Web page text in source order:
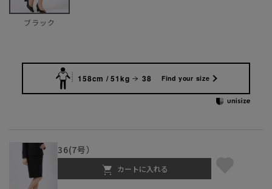
ブラック
158cm / 51kg 38 Find your size
36(7号）
カートに入れる